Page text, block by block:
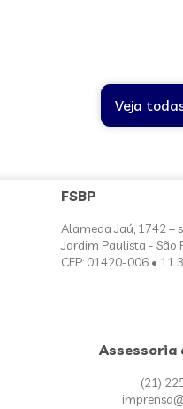
Veja
FSBP
Alameda Jaú, 1742 –
Jardim Paulista - São
CEP: 01420-006 • 11
Assessoria
(21)